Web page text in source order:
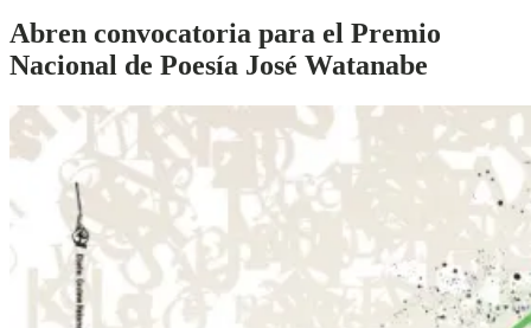
Abren convocatoria para el Premio
Nacional de Poesía José Watanabe